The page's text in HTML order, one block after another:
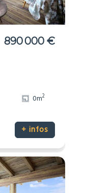
890 000 €
0m2
+ infos